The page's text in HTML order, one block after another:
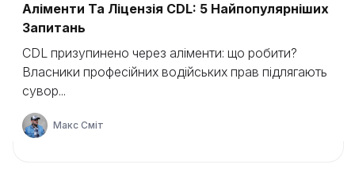
Аліменти Та Ліцензія CDL: 5 Найпопулярніших
Запитань
CDL призупинено через аліменти: що робити?
Власники професійних водійських прав підлягають
сувор...
Макс Сміт